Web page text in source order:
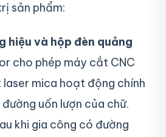
sản phẩm:
hiệu và hộp đèn quảng
cho phép máy cắt CNC
mica hoạt động chính
uốn lượn của chữ.
khi gia công có đường